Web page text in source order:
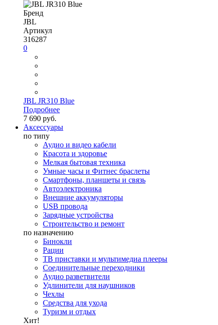
Бренд
JBL
Артикул
316287
0
JBL JR310 Blue
Подробнее
7 690 руб.
Аксессуары
по типу
Аудио и видео кабели
Красота и здоровье
Мелкая бытовая техника
Умные часы и Фитнес браслеты
Смартфоны, планшеты и связь
Автоэлектроника
Внешние аккумуляторы
USB провода
Зарядные устройства
Строительство и ремонт
по назначению
Бинокли
Рации
ТВ приставки и мультимедиа плееры
Соединительные переходники
Аудио разветвители
Удлинители для наушников
Чехлы
Средства для ухода
Туризм и отдых
Хит!